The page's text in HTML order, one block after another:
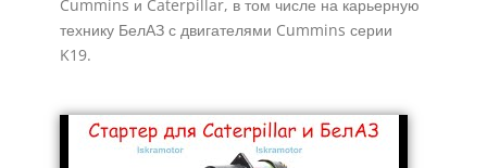
Cummins и Caterpillar, в том числе на карьерную
технику БелАЗ с двигателями Cummins серии
K19.